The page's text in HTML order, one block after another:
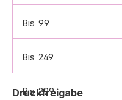
Bis 99
Bis 249
Bis 299
Druckfreigabe